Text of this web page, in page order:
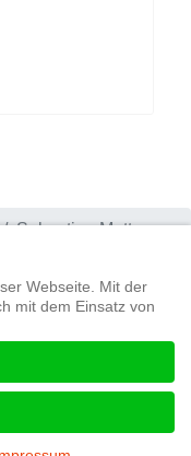
Sebastian Matt
Webseite. Mit der
mit dem Einsatz von